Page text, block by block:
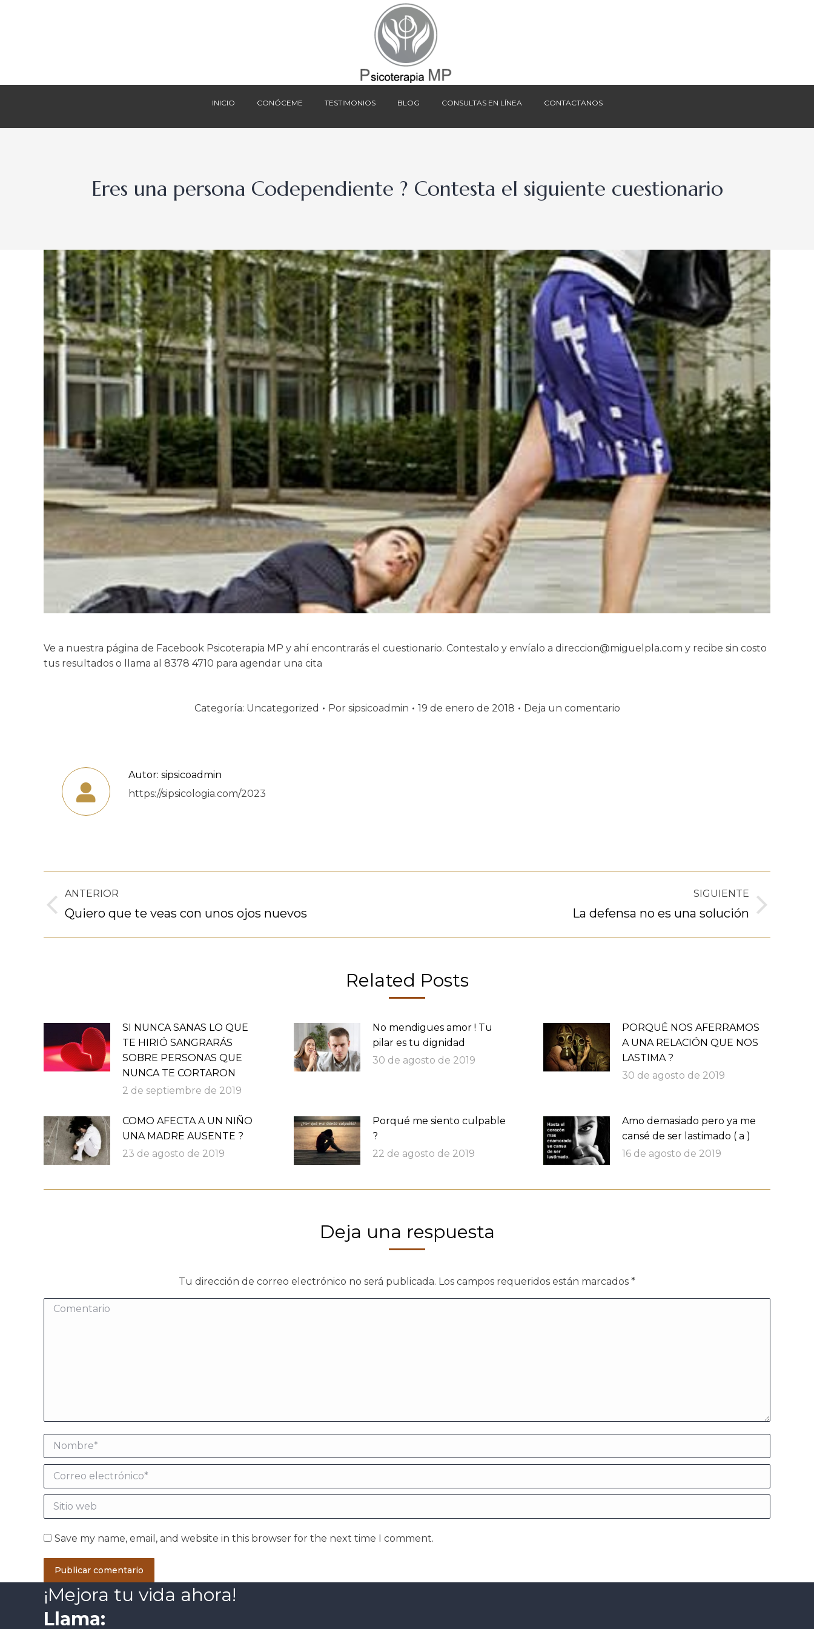
INICIO CONÓCEME TESTIMONIOS BLOG CONSULTAS EN LÍNEA CONTACTANOS
Eres una persona Codependiente ? Contesta el siguiente cuestionario
Ve a nuestra página de Facebook Psicoterapia MP y ahí encontrarás el cuestionario. Contestalo y envíalo a direccion@miguelpla.com y recibe sin costo
tus resultados o llama al 8378 4710 para agendar una cita
Categoría: Uncategorized Por sipsicoadmin 19 de enero de 2018 Deja un comentario
Autor: sipsicoadmin
https://sipsicologia.com/2023
Navegación
entre
publicaciones
ANTERIOR
Publicación
Quiero que te veas con unos ojos nuevos
SIGUIENTE
La defensa no es una solución
Related Posts
SI NUNCA SANAS LO QUE
TE HIRIÓ SANGRARÁS
SOBRE PERSONAS QUE
NUNCA TE CORTARON
2 de septiembre de 2019
No mendigues amor ! Tu
pilar es tu dignidad
30 de agosto de 2019
PORQUÉ NOS AFERRAMOS
A UNA RELACIÓN QUE NOS
LASTIMA ?
30 de agosto de 2019
COMO AFECTA A UN NIÑO
UNA MADRE AUSENTE ?
23 de agosto de 2019
Porqué me siento culpable
?
22 de agosto de 2019
Amo demasiado pero ya me
cansé de ser lastimado ( a )
16 de agosto de 2019
Deja una respuesta
Tu dirección de correo electrónico no será publicada. Los campos requeridos están marcados *
Comentario
Nombre *
Correo electrónico *
Sitio web
Save my name, email, and website in this browser for the next time I comment.
Publicar comentario
¡Mejora tu vida ahora!
Llama:
BLOG